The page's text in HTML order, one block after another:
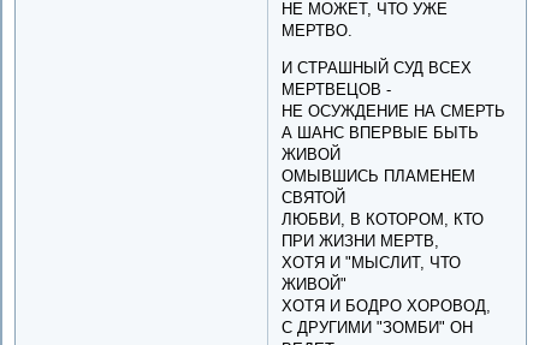
НЕ МОЖЕТ, ЧТО УЖЕ
МЕРТВО.
И СТРАШНЫЙ СУД ВСЕХ
МЕРТВЕЦОВ -
НЕ ОСУЖДЕНИЕ НА СМЕРТЬ
А ШАНС ВПЕРВЫЕ БЫТЬ
ЖИВОЙ
ОМЫВШИСЬ ПЛАМЕНЕМ
СВЯТОЙ
ЛЮБВИ, В КОТОРОМ, КТО
ПРИ ЖИЗНИ МЕРТВ,
ХОТЯ И "МЫСЛИТ, ЧТО
ЖИВОЙ"
ХОТЯ И БОДРО ХОРОВОД,
С ДРУГИМИ "ЗОМБИ" ОН